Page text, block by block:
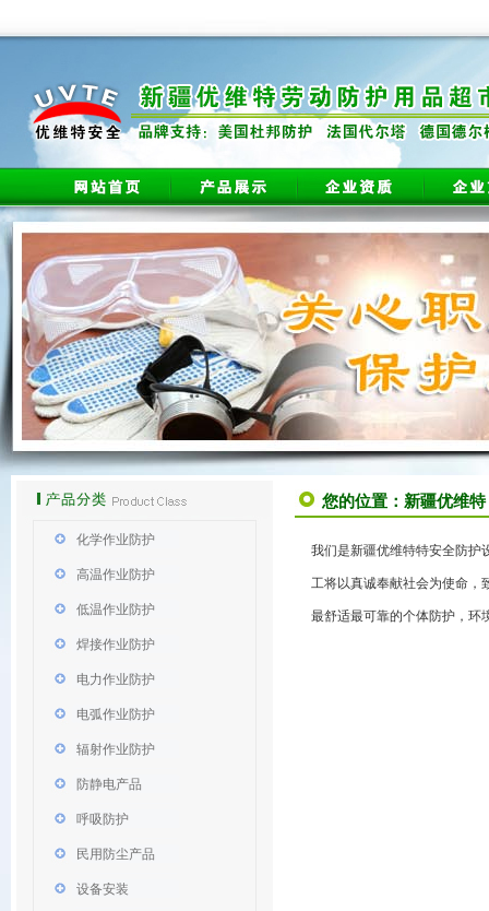
化学作业防护
高温作业防护
低温作业防护
焊接作业防护
电力作业防护
电弧作业防护
辐射作业防护
防静电产品
呼吸防护
民用防尘产品
设备安装
您的位置： 新疆优维特
我们是新疆优维特特安全防护
工将以真诚奉献社会为使命，
最舒适最可靠的个体防护，环